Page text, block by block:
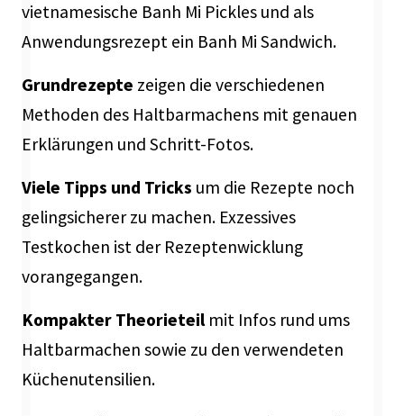
vietnamesische Banh Mi Pickles und als
Anwendungsrezept ein Banh Mi Sandwich.
Grundrezepte zeigen die verschiedenen
Methoden des Haltbarmachens mit genauen
Erklärungen und Schritt-Fotos.
Viele Tipps und Tricks um die Rezepte noch
gelingsicherer zu machen. Exzessives
Testkochen ist der Rezeptenwicklung
vorangegangen.
Kompakter Theorieteil mit Infos rund ums
Haltbarmachen sowie zu den verwendeten
Küchenutensilien.